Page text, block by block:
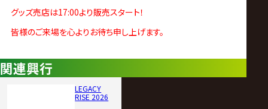
グッズ売店は17:00より販売スタート！
皆様のご来場を心よりお待ち申し上げます。
関連興行
LEGACY
RISE 2026